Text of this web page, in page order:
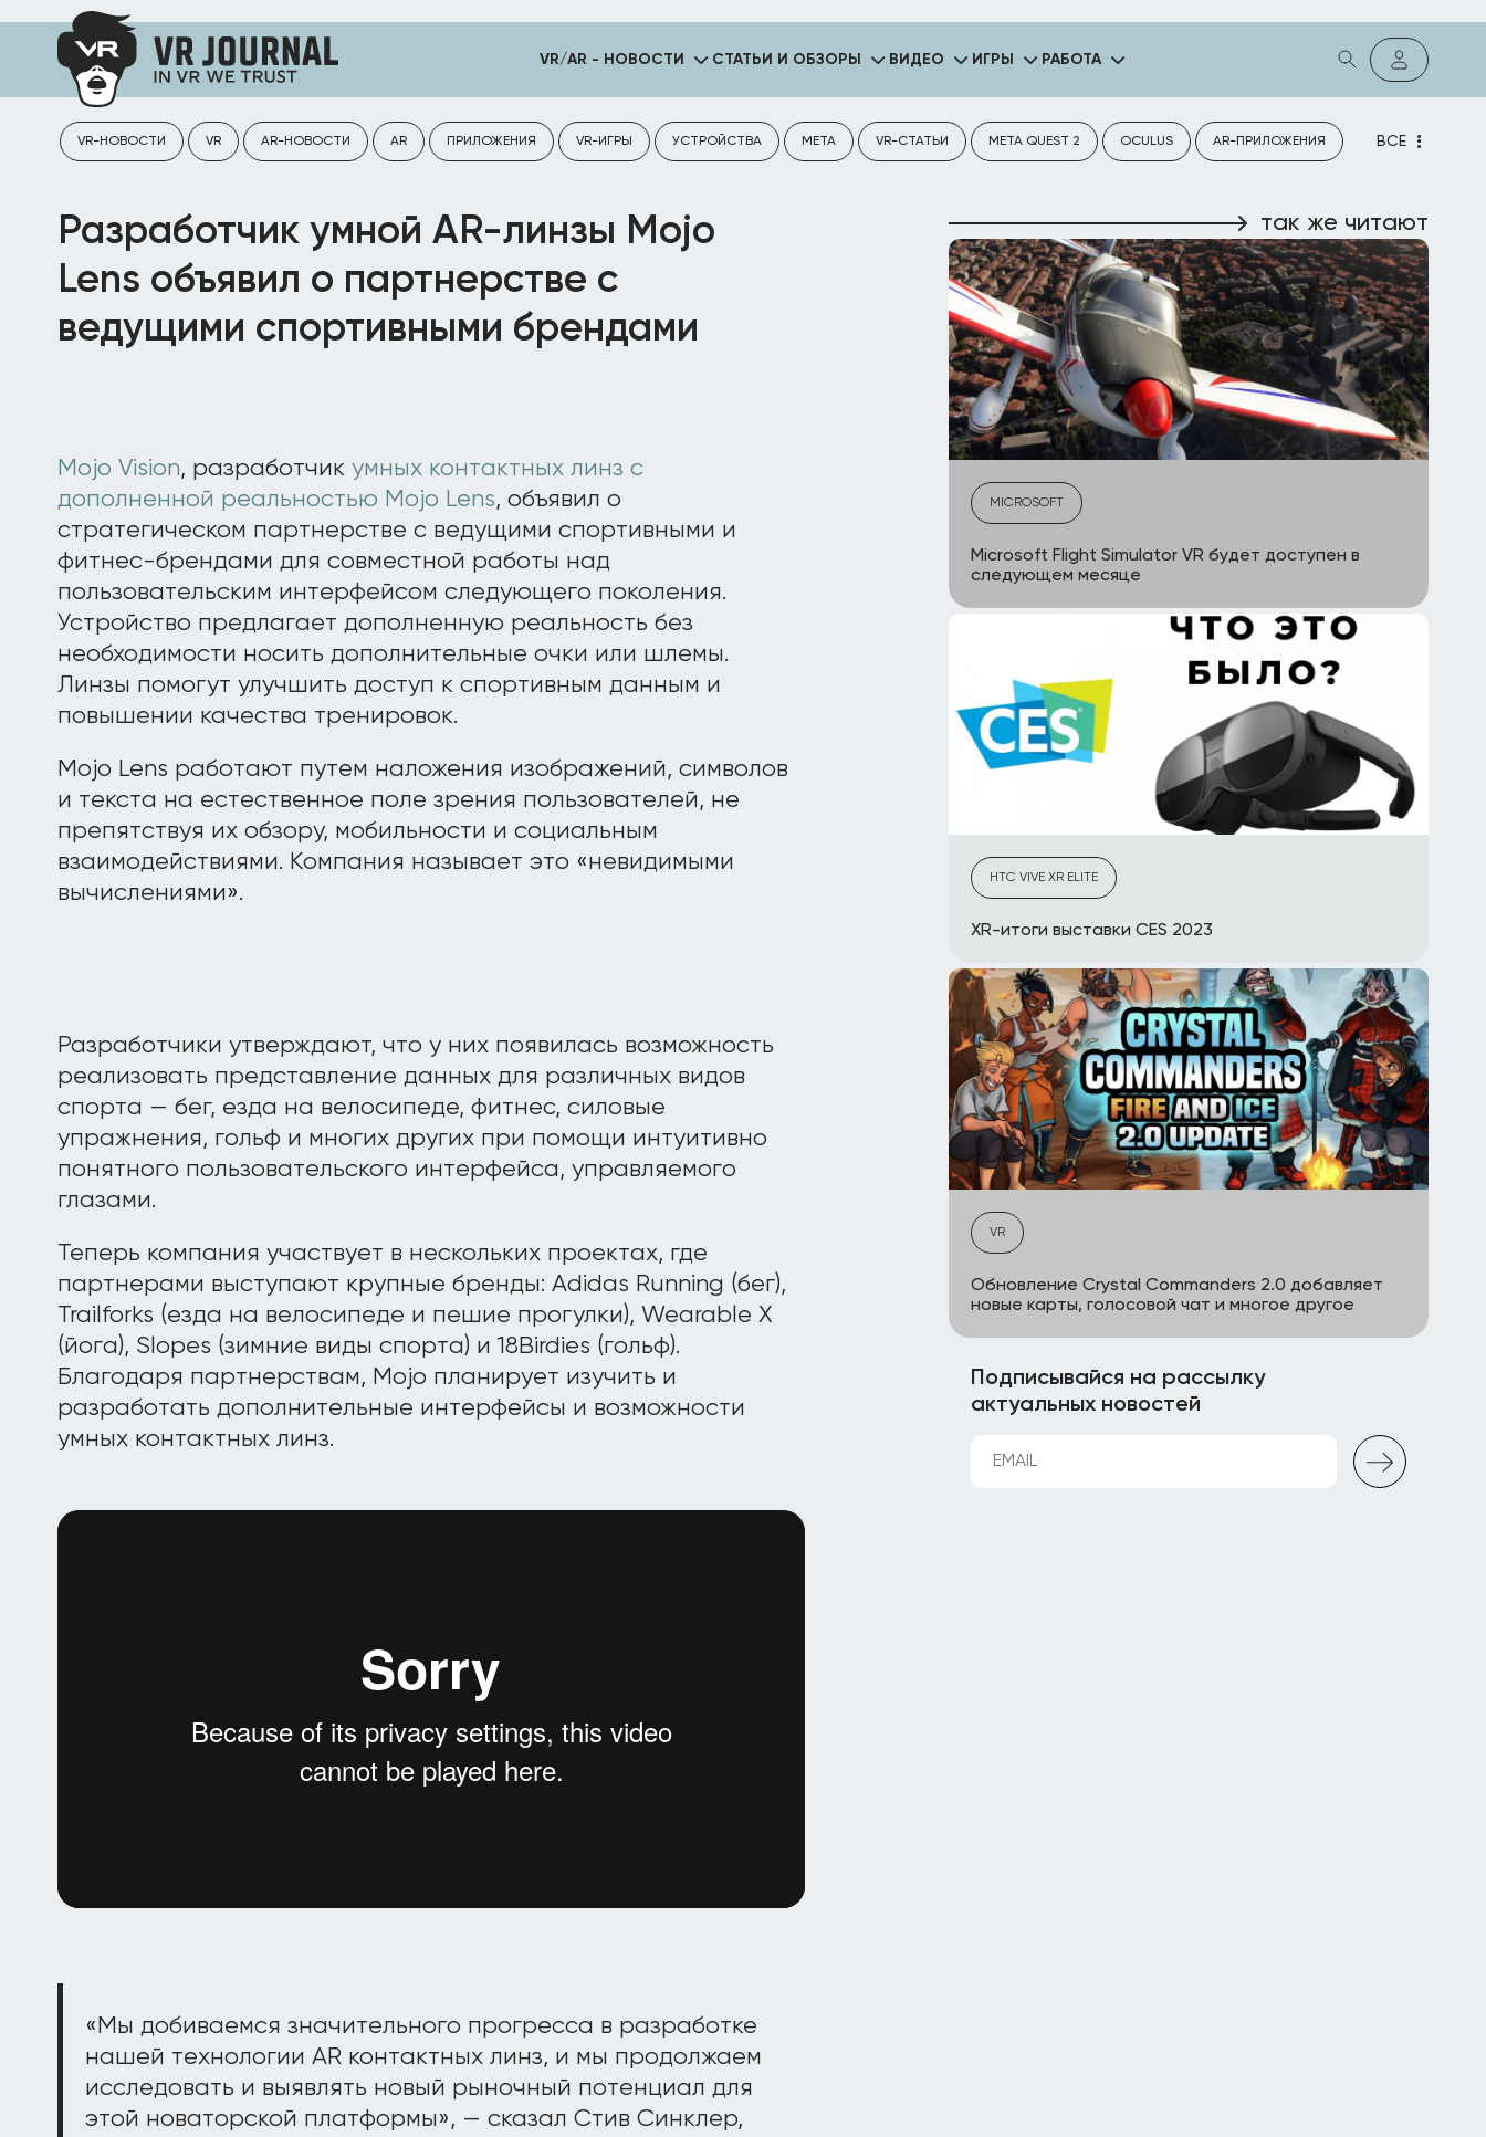
VR/AR - НОВОСТИ СТАТЬИ И ОБЗОРЫ ВИДЕО ИГРЫ РАБОТА
VR-НОВОСТИ VR AR-НОВОСТИ AR ПРИЛОЖЕНИЯ VR-ИГРЫ УСТРОЙСТВА META VR-СТАТЬИ META QUEST 2 OCULUS AR-ПРИЛОЖЕНИЯ ВСЕ
Разработчик умной AR-линзы Mojo
Lens объявил о партнерстве с
ведущими спортивными брендами
Mojo Vision, разработчик умных контактных линз с
дополненной реальностью Mojo Lens, объявил о
стратегическом партнерстве с ведущими спортивными и
фитнес-брендами для совместной работы над
пользовательским интерфейсом следующего поколения.
Устройство предлагает дополненную реальность без
необходимости носить дополнительные очки или шлемы.
Линзы помогут улучшить доступ к спортивным данным и
повышении качества тренировок.
Mojo Lens работают путем наложения изображений, символов
и текста на естественное поле зрения пользователей, не
препятствуя их обзору, мобильности и социальным
взаимодействиями. Компания называет это «невидимыми
вычислениями».
Разработчики утверждают, что у них появилась возможность
реализовать представление данных для различных видов
спорта — бег, езда на велосипеде, фитнес, силовые
упражнения, гольф и многих других при помощи интуитивно
понятного пользовательского интерфейса, управляемого
глазами.
Теперь компания участвует в нескольких проектах, где
партнерами выступают крупные бренды: Adidas Running (бег),
Trailforks (езда на велосипеде и пешие прогулки), Wearable X
(йога), Slopes (зимние виды спорта) и 18Birdies (гольф).
Благодаря партнерствам, Mojo планирует изучить и
разработать дополнительные интерфейсы и возможности
умных контактных линз.
«Мы добиваемся значительного прогресса в разработке
нашей технологии AR контактных линз, и мы продолжаем
исследовать и выявлять новый рыночный потенциал для
этой новаторской платформы», — сказал Стив Синклер,
так же читают
MICROSOFT
Microsoft Flight Simulator VR будет доступен в
следующем месяце
HTC VIVE XR ELITE
XR-итоги выставки CES 2023
VR
Обновление Crystal Commanders 2.0 добавляет
новые карты, голосовой чат и многое другое
Подписывайся на рассылку
актуальных новостей